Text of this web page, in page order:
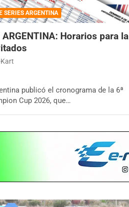
SERIES ARGENTINA
ARGENTINA: Horarios para la
Kart
publicó el cronograma de la 6ª
Cup 2026, que…